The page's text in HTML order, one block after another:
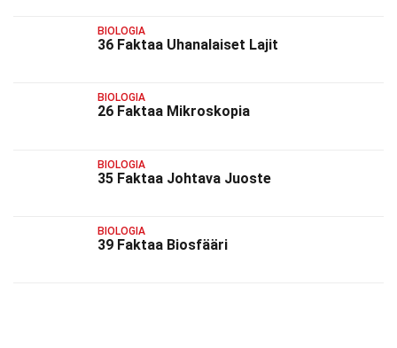
BIOLOGIA
36 Faktaa Uhanalaiset Lajit
BIOLOGIA
26 Faktaa Mikroskopia
BIOLOGIA
35 Faktaa Johtava Juoste
BIOLOGIA
39 Faktaa Biosfääri